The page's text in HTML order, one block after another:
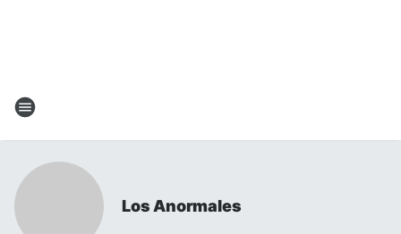
Los Anormales